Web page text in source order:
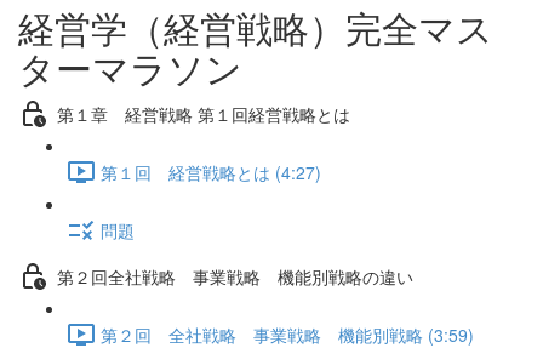
経営学（経営戦略）完全マス
ターマラソン
第１章 経営戦略 第１回経営戦略とは
第１回 経営戦略とは (4:27)
問題
第２回全社戦略 事業戦略 機能別戦略の違い
第２回 全社戦略 事業戦略 機能別戦略 (3:59)